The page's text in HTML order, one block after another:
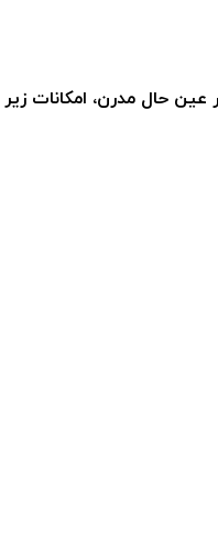
حال مدرن، امکانات زیر